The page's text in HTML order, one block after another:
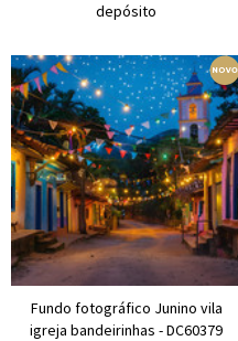
depósito
Fundo fotográfico Junino vila
igreja bandeirinhas - DC60379